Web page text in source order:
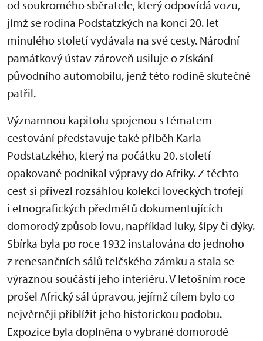
od soukromého sběratele, který odpovídá vozu,
jímž se rodina Podstatzkých na konci 20. let
minulého století vydávala na své cesty. Národní
památkový ústav zároveň usiluje o získání
původního automobilu, jenž této rodině skutečně
patřil.
Významnou kapitolu spojenou s tématem
cestování představuje také příběh Karla
Podstatzkého, který na počátku 20. století
opakovaně podnikal výpravy do Afriky. Z těchto
cest si přivezl rozsáhlou kolekci loveckých trofejí
i etnografických předmětů dokumentujících
domorodý způsob lovu, například luky, šípy či dýky.
Sbírka byla po roce 1932 instalována do jednoho
z renesančních sálů telčského zámku a stala se
výraznou součástí jeho interiéru. V letošním roce
prošel Africký sál úpravou, jejímž cílem bylo co
nejvěrněji přiblížit jeho historickou podobu.
Expozice byla doplněna o vybrané domorodé